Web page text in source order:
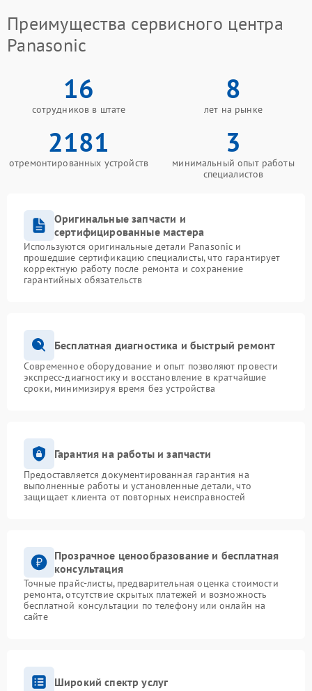
Преимущества сервисного центра
Panasonic
16
сотрудников в штате
8
лет на рынке
2181
отремонтированных устройств
3
минимальный опыт работы
специалистов
Оригинальные запчасти и
сертифицированные мастера
Используются оригинальные детали Panasonic и
прошедшие сертификацию специалисты, что гарантирует
корректную работу после ремонта и сохранение
гарантийных обязательств
Бесплатная диагностика и быстрый ремонт
Современное оборудование и опыт позволяют провести
экспресс-диагностику и восстановление в кратчайшие
сроки, минимизируя время без устройства
Гарантия на работы и запчасти
Предоставляется документированная гарантия на
выполненные работы и установленные детали, что
защищает клиента от повторных неисправностей
Прозрачное ценообразование и бесплатная
консультация
Точные прайс-листы, предварительная оценка стоимости
ремонта, отсутствие скрытых платежей и возможность
бесплатной консультации по телефону или онлайн на
сайте
Широкий спектр услуг